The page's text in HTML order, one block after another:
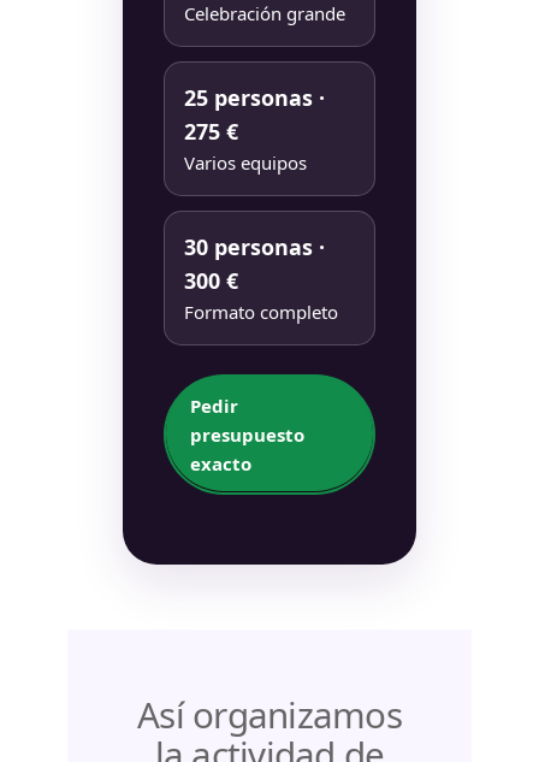
Celebración grande
25 personas ·
275 €
Varios equipos
30 personas ·
300 €
Formato completo
Pedir
presupuesto
exacto
Así organizamos